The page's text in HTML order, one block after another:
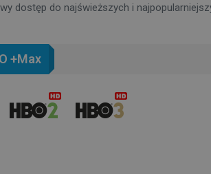
dostęp do najświeższych i
+Max